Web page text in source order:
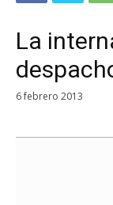
La
6 febrero 2013